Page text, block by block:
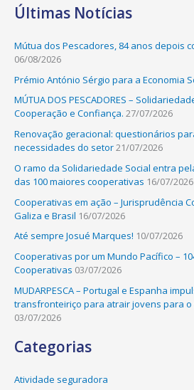
a
c
f
o
Últimas Notícias
Mútua dos Pescadores, 84 anos depois
06/08/2026
Prémio António Sérgio para a Economia
MÚTUA DOS PESCADORES –
Cooperação e Confiança. 27/07/2026
Renovação geracional: questionários
necessidades do setor21/07/2026
O ramo da Solidariedade Social entra
das 100 maiores cooperativas 16/07/2026
Cooperativas em ação – Jurisprudência
Galiza e Brasil 16/07/2026
Até sempre Josué Marques! 10/07/2026
Cooperativas por um Mundo Pacífico –
Cooperativas 03/07/2026
MUDARPESCA – Portugal e Espanha
transfronteiriço para atrair jovens para o
03/07/2026
Categorias
Atividade seguradora